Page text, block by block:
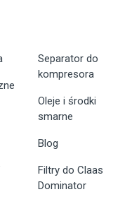
Separator do
kompresora
Oleje i środki
smarne
Blog
Filtry do Claas
Dominator